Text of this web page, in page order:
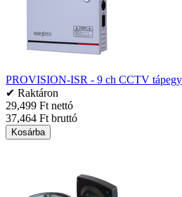
PROVISION-ISR - 9 ch CCTV
✔ Raktáron
29,499 Ft nettó
37,464 Ft bruttó
Kosárba